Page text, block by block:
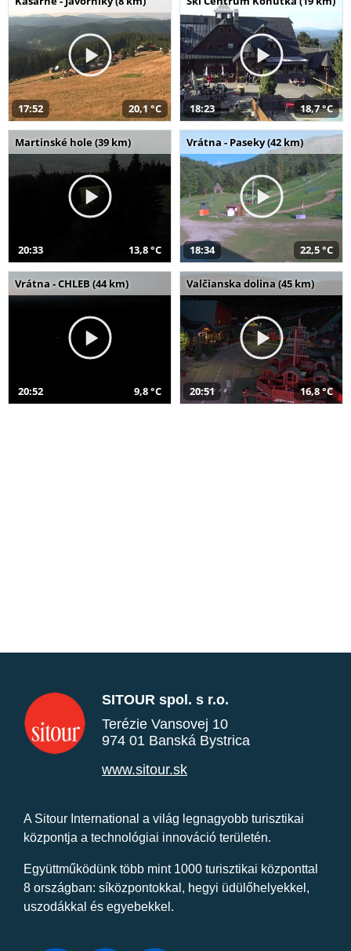
17:52 20,1 °C 18:23 18,7 °C
Martinské hole (39 km)
20:33 13,8 °C
Vrátna - Paseky (42 km)
18:34 22,5 °C
Vrátna - CHLEB (44 km)
20:52 9,8 °C
Valčianska dolina (45 km)
20:51 16,8 °C
SITOUR spol. s r.o.
Terézie Vansovej 10
974 01 Banská Bystrica
www.sitour.sk
A Sitour International a világ legnagyobb turisztikai
központja a technológiai innováció területén.
Együttműködünk több mint 1000 turisztikai központtal
8 országban: síközpontokkal, hegyi üdülőhelyekkel,
uszodákkal és egyebekkel.